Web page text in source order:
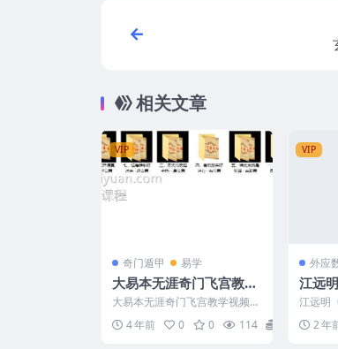
相关文章
VIP
奇门遁甲 易学
大易本无涯奇门飞宫教学
视频7部+资料pdf 百度盘
下载阿里云盘下载F1355
大易本无涯奇门飞宫教学视频7
部23集+奇门资料pdf，并赠送
相关奇门软件。 解压...
4 年前 0 0 114
VIP
外应
江远
图化
教材
江远明
解》秘
2 年